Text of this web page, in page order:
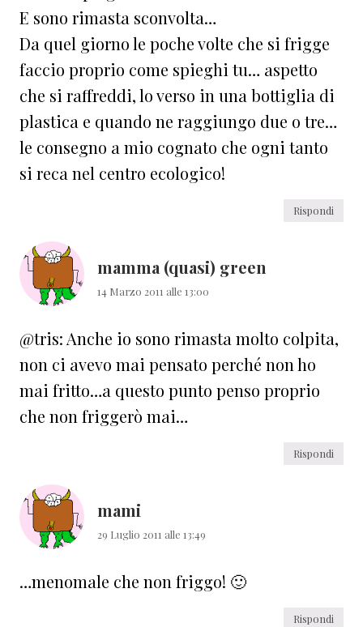
E sono rimasta sconvolta…
Da quel giorno le poche volte che si frigge
faccio proprio come spieghi tu… aspetto
che si raffreddi, lo verso in una bottiglia di
plastica e quando ne raggiungo due o tre…
le consegno a mio cognato che ogni tanto
si reca nel centro ecologico!
Rispondi
mamma (quasi) green
14 Marzo 2011 alle 13:00
@tris: Anche io sono rimasta molto colpita,
non ci avevo mai pensato perché non ho
mai fritto…a questo punto penso proprio
che non friggerò mai…
Rispondi
mami
29 Luglio 2011 alle 13:49
…menomale che non friggo! 🙂
Rispondi